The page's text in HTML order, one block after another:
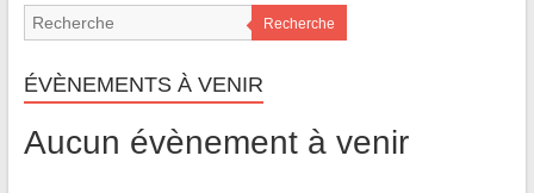
Recherche
ÉVÈNEMENTS À VENIR
Aucun évènement à venir